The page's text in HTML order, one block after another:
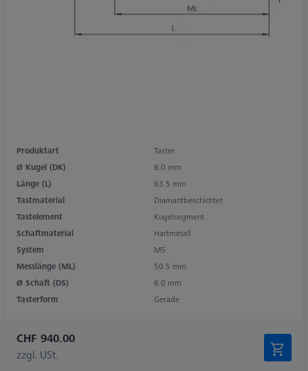
Produktart
Taster
Ø Kugel (DK)
8.0 mm
Länge (L)
63.5 mm
Tastmaterial
Diamantbeschichtet
Tastelement
Kugelsegment
Schaftmaterial
Hartmetall
System
M5
Messlänge (ML)
50.5 mm
Ø Schaft (DS)
6.0 mm
Tasterform
Gerade
CHF 940.00
zzgl. USt.